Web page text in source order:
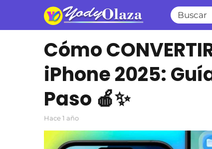
Cómo
iPhone 2025:
Paso 🍎✨
hace 1 año